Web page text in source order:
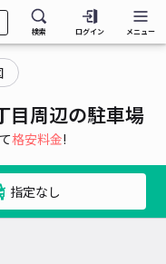
検索 ログイン メニュー
目周辺の駐車場
格安料金!
指定なし